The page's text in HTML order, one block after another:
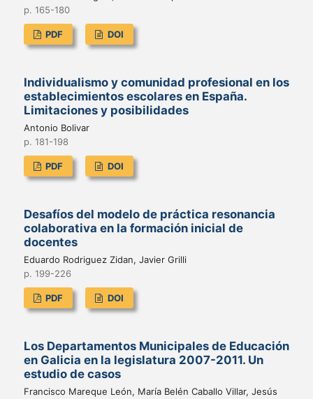
p. 165-180
PDF DOI
Individualismo y comunidad profesional en los
establecimientos escolares en España.
Limitaciones y posibilidades
Antonio Bolivar
p. 181-198
PDF DOI
Desafíos del modelo de práctica resonancia
colaborativa en la formación inicial de
docentes
Eduardo Rodriguez Zidan, Javier Grilli
p. 199-226
PDF DOI
Los Departamentos Municipales de Educación
en Galicia en la legislatura 2007-2011. Un
estudio de casos
Francisco Mareque León, María Belén Caballo Villar, Jesús